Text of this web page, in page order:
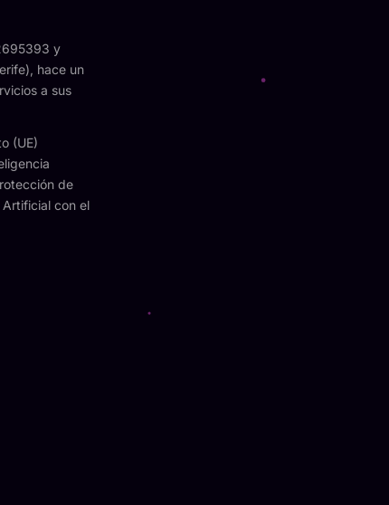
y
hace un
a sus
(UE)
de
Artificial con el